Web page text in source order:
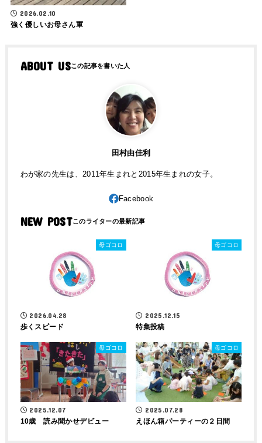
2026.02.10
強く優しいお母さん軍
ABOUT US
田村由佳利
わが家の先生は、2011年生まれと2015年生まれの女子。
NEW POST
母ゴコロ
2026.04.28
歩くスピード
母ゴコロ
2025.12.15
特集投稿
母ゴコロ
2025.12.07
10歳 読み聞かせデビュー
母ゴコロ
2025.07.28
えほん箱パーティーの２日間